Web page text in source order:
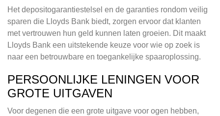
Het depositogarantiestelsel en de garanties rondom veilig
sparen die Lloyds Bank biedt, zorgen ervoor dat klanten
met vertrouwen hun geld kunnen laten groeien. Dit maakt
Lloyds Bank een uitstekende keuze voor wie op zoek is
naar een betrouwbare en toegankelijke spaaroplossing.
PERSOONLIJKE LENINGEN VOOR
GROTE UITGAVEN
Voor degenen die een grote uitgave voor ogen hebben,